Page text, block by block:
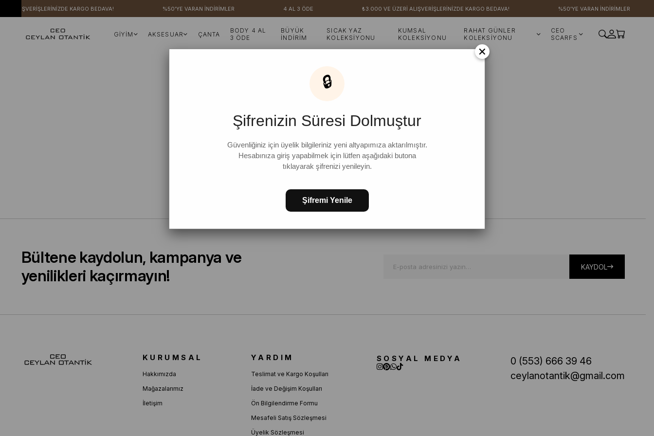
ALIŞVERİŞLERİNİZDE KARGO BEDAVA! %50'YE VARAN İNDİRİMLER 4 AL 3 ÖDE ₺3.000 VE ÜZERİ ALIŞVERİŞLERİNİZDE KARGO BEDAVA! %50'YE VARAN İNDİRİMLER
GİYİM AKSESUAR ÇANTA
BODY 4 AL
3 ÖDE
BÜYÜK
İNDİRİM
SICAK YAZ
KOLEKSİYONU
KUMSAL
KOLEKSİYONU
RAHAT GÜNLER
KOLEKSİYONU
CEO
SCARFS
Bültene kaydolun, kampanya ve
yenilikleri kaçırmayın!
KAYDOL
KURUMSAL
Hakkımızda
Mağazalarımız
İletişim
YARDIM
Teslimat ve Kargo Koşulları
İade ve Değişim Koşulları
Ön Bilgilendirme Formu
Mesafeli Satış Sözleşmesi
Üyelik Sözleşmesi
SOSYAL MEDYA
0 (553) 666 39 46
ceylanotantik@gmail.com
×
🔒
Şifrenizin Süresi Dolmuştur
Güvenliğiniz için üyelik bilgileriniz yeni altyapımıza aktarılmıştır.
Hesabınıza giriş yapabilmek için lütfen aşağıdaki butona
tıklayarak şifrenizi yenileyin.
Şifremi Yenile